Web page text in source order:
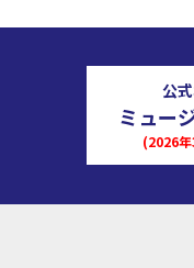
公
ミュー
(2026